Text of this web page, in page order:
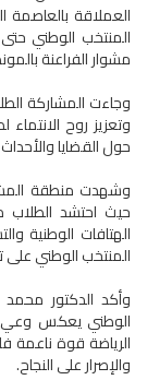
العملاقة بالعاصمة
المنتخب الوطني
مشوار الفراعنة
وجاءت المشاركة
وتعزيز روح
حول القضايا
وشهدت منطقة
حيث احتشد الطلاب
الهتافات الوطنية
المنتخب الوطني على
وأكد الدكتور
الوطني يعكس وعي
الرياضة قوة ناعمة
والإصرار على النجاح.